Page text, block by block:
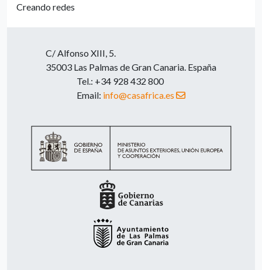
Creando redes
C/ Alfonso XIII, 5.
35003 Las Palmas de Gran Canaria. España
Tel.: +34 928 432 800
Email: info@casafrica.es